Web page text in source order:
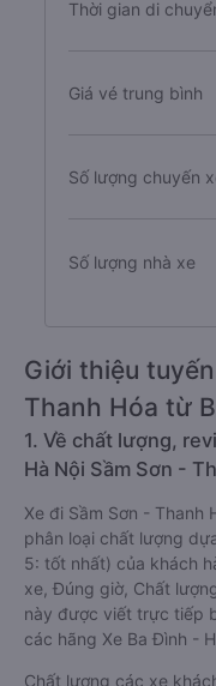
Chiều dài tuyến
Thời gian di chuyển
Giá vé trung bình
Số lượng chuyến xe
Giới thiệu
1. Về chất lượng,
Hà Nội Sầm Sơn -
Xe đi Sầm Sơn - Thanh
phân loại chất lượng
5: tốt nhất) của khách
xe, Đúng giờ, Chất